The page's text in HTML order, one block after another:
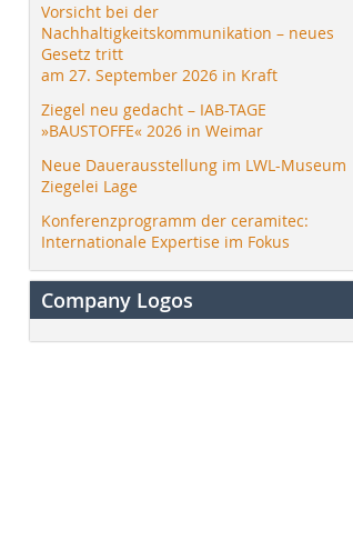
Vorsicht bei der
Nachhaltigkeitskommunikation – neues
Gesetz tritt
am 27. September 2026 in Kraft
Ziegel neu gedacht – IAB-TAGE
»BAUSTOFFE« 2026 in Weimar
Neue Dauerausstellung im LWL-Museum
Ziegelei Lage
Konferenzprogramm der ceramitec:
Internationale Expertise im Fokus
Company Logos